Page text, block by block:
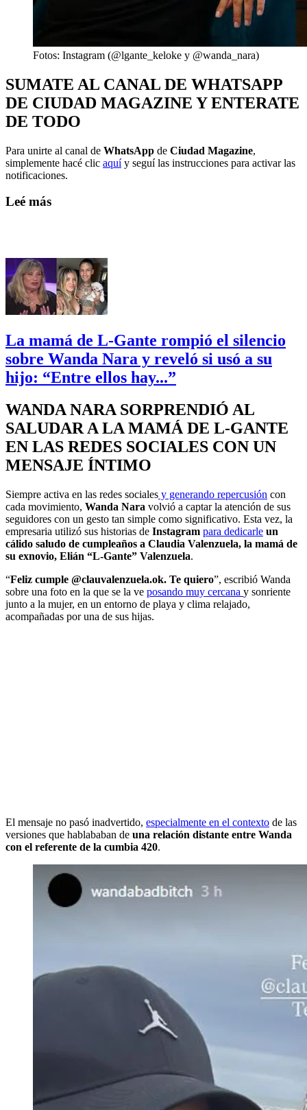
Fotos: Instagram (@lgante_keloke y @wanda_nara)
SUMATE AL CANAL DE WHATSAPP
DE CIUDAD MAGAZINE Y ENTERATE
DE TODO
Para unirte al canal de WhatsApp de Ciudad Magazine,
simplemente hacé clic aquíy seguí las instrucciones para activar las
notificaciones.
Leé más
La mamá de L-Gante rompió el silencio
sobre Wanda Nara y reveló si usó a su
hijo: “Entre ellos hay...”
WANDA NARA SORPRENDIÓ AL
SALUDAR A LA MAMÁ DE L-GANTE
EN LAS REDES SOCIALES CON UN
MENSAJE ÍNTIMO
Siempre activa en las redes sociales y generando repercusión con
cada movimiento, Wanda Nara volvió a captar la atención de sus
seguidores con un gesto tan simple como significativo. Esta vez, la
empresaria utilizó sus historias de Instagram para dedicarle un
cálido saludo de cumpleaños a Claudia Valenzuela, la mamá de
su exnovio, Elián “L-Gante” Valenzuela.
“Feliz cumple @clauvalenzuela.ok. Te quiero”, escribió Wanda
sobre una foto en la que se la ve posando muy cercana y sonriente
junto a la mujer, en un entorno de playa y clima relajado,
acompañadas por una de sus hijas.
El mensaje no pasó inadvertido, especialmente en el contexto de las
versiones que hablababan de una relación distante entre Wanda
con el referente de la cumbia 420.